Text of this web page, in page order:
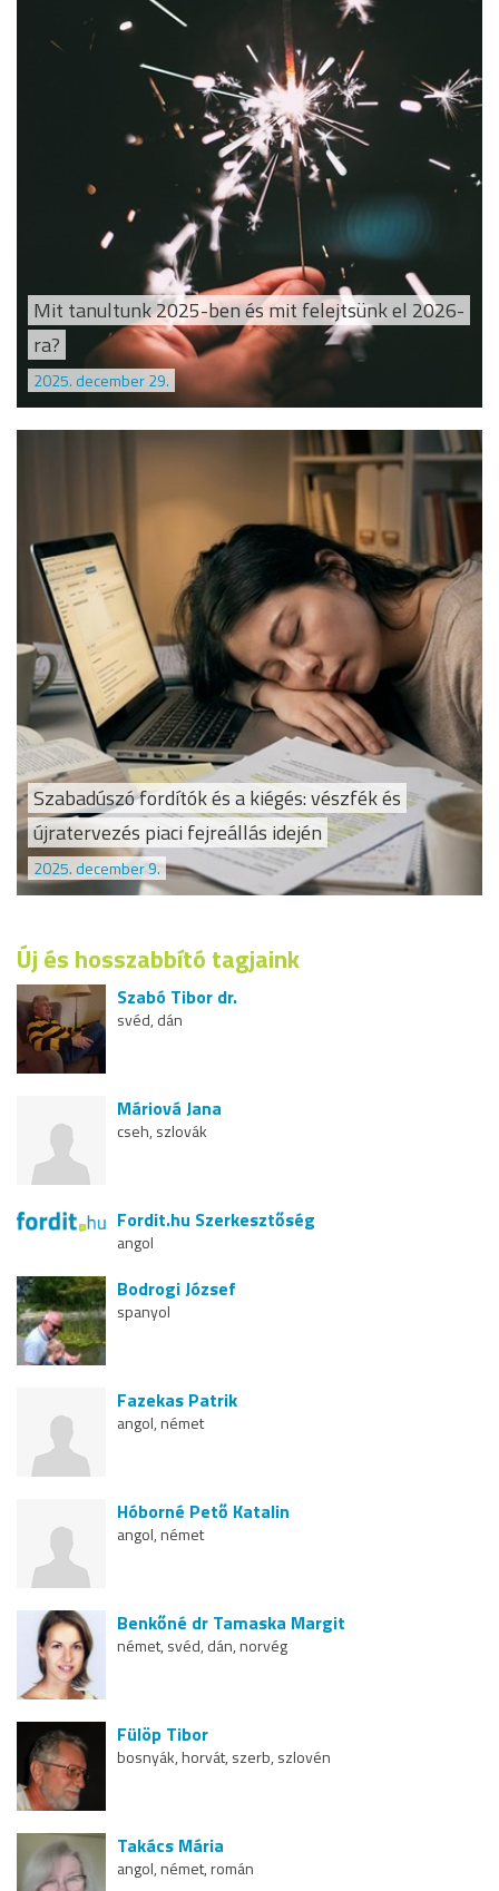
Mit tanultunk 2025-ben és mit felejtsünk el 2026-
ra?
2025. december 29.
Szabadúszó fordítók és a kiégés: vészfék és
újratervezés piaci fejreállás idején
2025. december 9.
Új és hosszabbító tagjaink
Szabó Tibor dr.
svéd, dán
Máriová Jana
cseh, szlovák
Fordit.hu Szerkesztőség
angol
Bodrogi József
spanyol
Fazekas Patrik
angol, német
Hóborné Pető Katalin
angol, német
Benkőné dr Tamaska Margit
német, svéd, dán, norvég
Fülöp Tibor
bosnyák, horvát, szerb, szlovén
Takács Mária
angol, német, román